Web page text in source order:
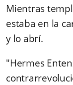
Mientras
estaba en la
y lo abrí.
"Hermes